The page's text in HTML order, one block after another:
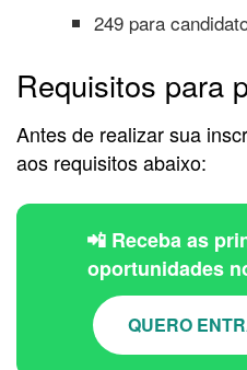
249 para
Requisitos para
Antes de realizar sua
aos requisitos abaixo:
📲 Receba as
oportunidades
QUERO